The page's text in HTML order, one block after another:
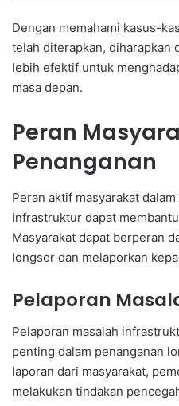
Dengan memahami kasus-
telah diterapkan, diharapkan
lebih efektif untuk
masa depan.
Peran
Penanganan
Peran aktif masyarakat
infrastruktur dapat
Masyarakat dapat berperan
longsor dan melaporkan
Pelaporan
Pelaporan masalah
penting dalam penanganan
laporan dari masyarakat,
melakukan tindakan